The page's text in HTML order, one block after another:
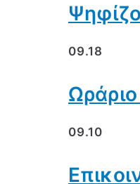
09.18
Ωράριο
09.10